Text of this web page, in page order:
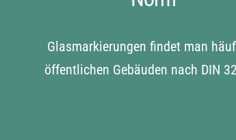
Glasmarkierungen findet man
öffentlichen Gebäuden nach DIN